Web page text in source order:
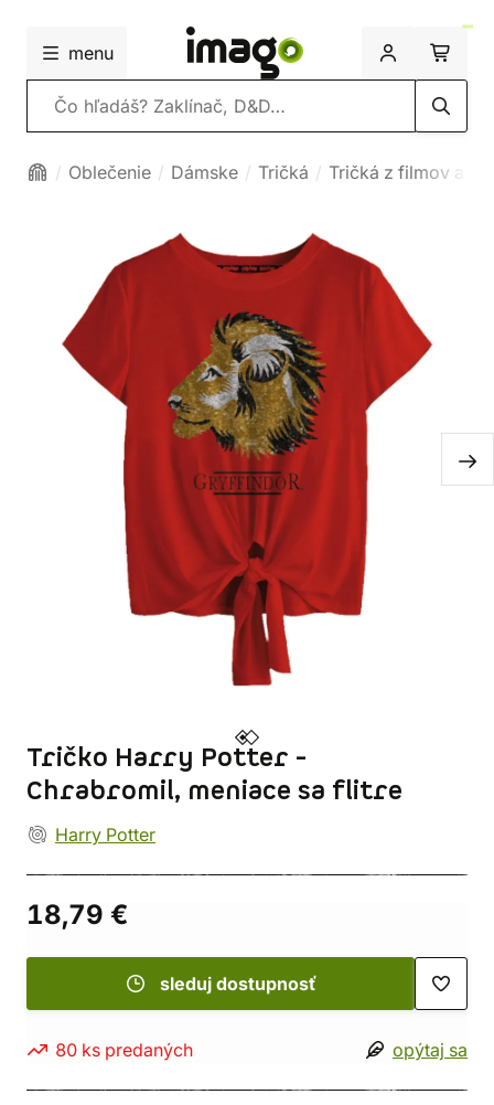
menu
Vyhľadávanie
Oblečenie Dámske Tričká Tričká z filmov a
Tričko Harry Potter -
Chrabromil, meniace sa flitre
Harry Potter
18,79 €
sleduj dostupnosť
80 ks predaných opýtaj sa